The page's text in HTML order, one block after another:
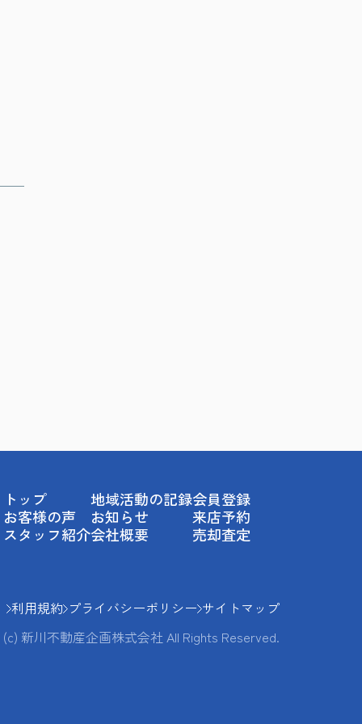
トップ
お客様の声
スタッフ紹介
地域活動の記録
お知らせ
会社概要
会員登録
来店予約
売却査定
利用規約 プライバシーポリシー サイトマップ
(c) 新川不動産企画株式会社 All Rights Reserved.